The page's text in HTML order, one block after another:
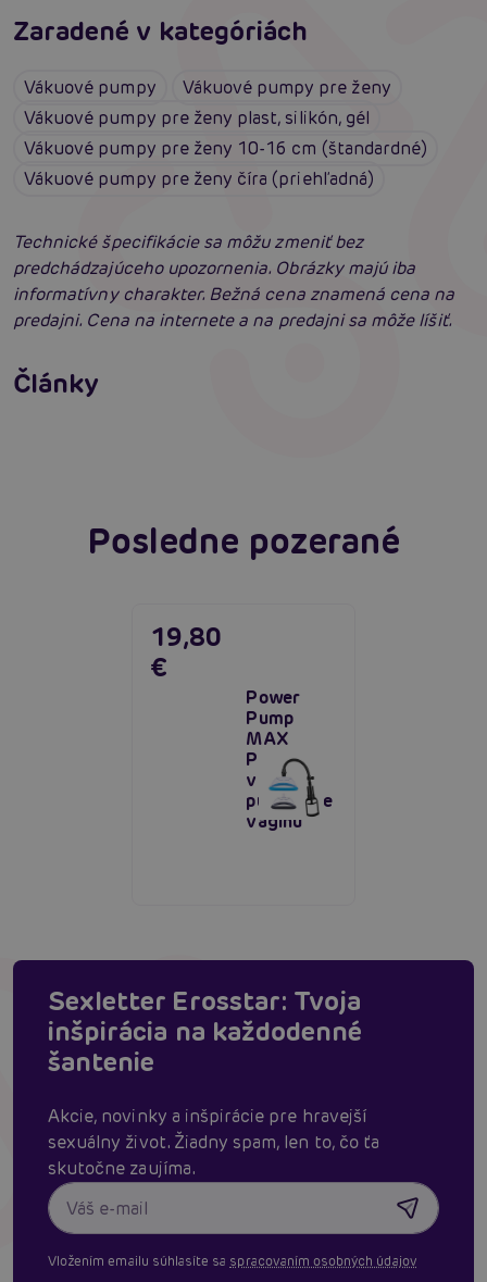
Zaradené v kategóriách
Vákuové pumpy
Vákuové pumpy pre ženy
Vákuové pumpy pre ženy plast, silikón, gél
Vákuové pumpy pre ženy 10-16 cm (štandardné)
Vákuové pumpy pre ženy číra (priehľadná)
Technické špecifikácie sa môžu zmeniť bez
predchádzajúceho upozornenia. Obrázky majú iba
informatívny charakter. Bežná cena znamená cena na
predajni. Cena na internete a na predajni sa môže líšiť.
Články
Erotická inteligencia: Príručka Sexiómov
Čítať viacej
Swingers párty po prvýkrát: erotický raj plný
extázy? Sprievodca, ktorý vám otvorí dvere!
Posledne pozerané
Power
Pump
MAX
Pussy,
vákuová
pumpa pre
vagínu
19,80
€
Sexletter Erosstar: Tvoja
inšpirácia na každodenné
šantenie
Akcie, novinky a inšpirácie pre hravejší
sexuálny život. Žiadny spam, len to, čo ťa
skutočne zaujíma.
Vložením emailu súhlasíte sa spracovaním osobných údajov